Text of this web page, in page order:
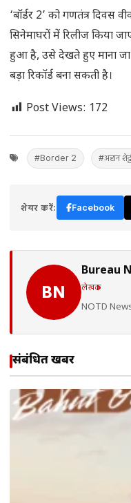
‘बॉर्डर 2’ को गणतंत्र
सिनेमाघरों में रिलीज किया
हुआ है, उसे देखते हुए माना
बड़ा रिकॉर्ड बना सकती है।
Post Views: 172
#Border 2 #अहान
शेयर करें: Facebook
BN
Bureau
लेखक
NOTD
संबंधित खबरें